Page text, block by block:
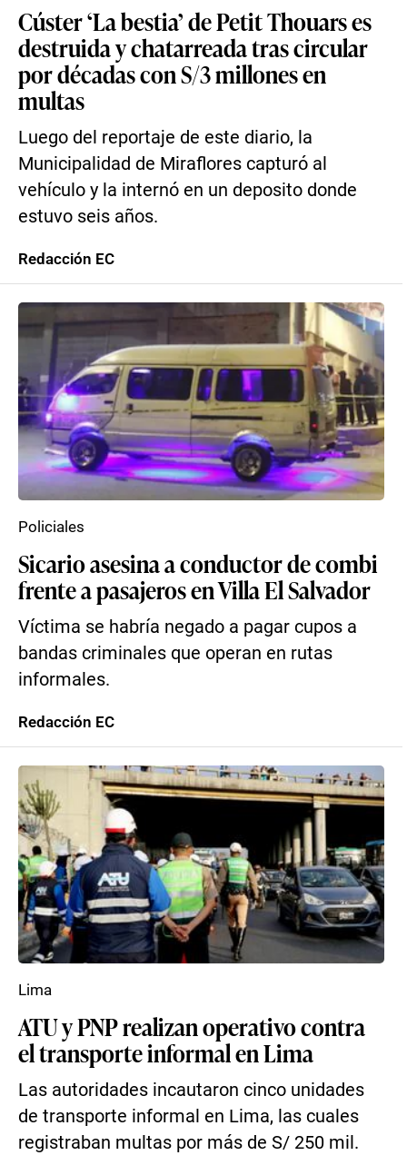
Cúster ‘La bestia’ de Petit Thouars es
destruida y chatarreada tras circular
por décadas con S/3 millones en
multas
Luego del reportaje de este diario, la
Municipalidad de Miraflores capturó al
vehículo y la internó en un deposito donde
estuvo seis años.
Redacción EC
Sicario asesina a conductor de combi
frente a pasajeros en Villa El Salvador
Víctima se habría negado a pagar cupos a
bandas criminales que operan en rutas
informales.
Policiales
Redacción EC
ATU y PNP realizan operativo contra
el transporte informal en Lima
Las autoridades incautaron cinco unidades
de transporte informal en Lima, las cuales
registraban multas por más de S/ 250 mil.
Lima